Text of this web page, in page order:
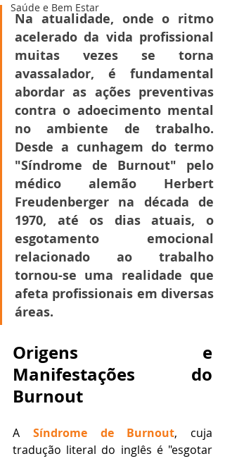
Saúde e Bem Estar
Na atualidade, onde o ritmo
acelerado da vida profissional
muitas vezes se torna
avassalador, é fundamental
abordar as ações preventivas
contra o adoecimento mental
no ambiente de trabalho.
Desde a cunhagem do termo
"Síndrome de Burnout" pelo
médico alemão Herbert
Freudenberger na década de
1970, até os dias atuais, o
esgotamento emocional
relacionado ao trabalho
tornou-se uma realidade que
afeta profissionais em diversas
áreas.
Origens e
Manifestações do
Burnout
A Síndrome de Burnout, cuja
tradução literal do inglês é "esgotar